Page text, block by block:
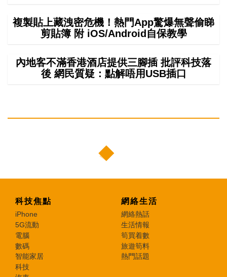
複製貼上藏洩密危機！熱門App驚爆無聲偷睇
剪貼簿 附 iOS/Android自保教學
內地客不滿香港酒店提供三腳插 批評科技落
後 網民質疑：點解唔用USB插口
科技焦點
iPhone
5G流動
電腦
數碼
智能家居
科技
網絡生活
網絡熱話
生活情報
筍買着數
旅遊筍料
熱門話題